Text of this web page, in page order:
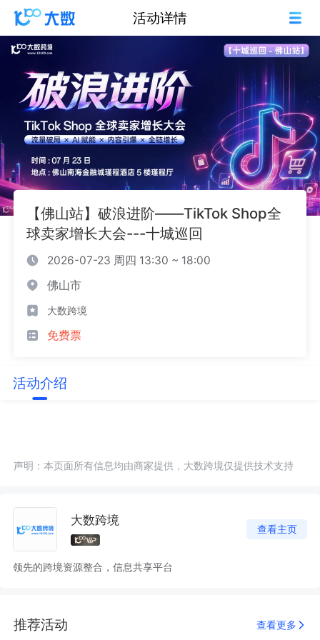
活动详情
【佛山站】破浪进阶——TikTok Shop全
球卖家增长大会---十城巡回
2026-07-23 周四 13:30 ~ 18:00
佛山市
大数跨境
免费票
活动介绍
声明：本页面所有信息均由商家提供，大数跨境仅提供技术支持
大数跨境
查看主页
领先的跨境资源整合，信息共享平台
推荐活动 查看更多